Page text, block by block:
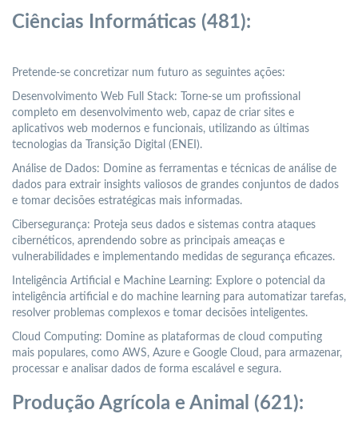
Ciências Informáticas (481):
Pretende-se concretizar num futuro as seguintes ações:
Desenvolvimento Web Full Stack: Torne-se um profissional
completo em desenvolvimento web, capaz de criar sites e
aplicativos web modernos e funcionais, utilizando as últimas
tecnologias da Transição Digital (ENEI).
Análise de Dados: Domine as ferramentas e técnicas de análise de
dados para extrair insights valiosos de grandes conjuntos de dados
e tomar decisões estratégicas mais informadas.
Cibersegurança: Proteja seus dados e sistemas contra ataques
cibernéticos, aprendendo sobre as principais ameaças e
vulnerabilidades e implementando medidas de segurança eficazes.
Inteligência Artificial e Machine Learning: Explore o potencial da
inteligência artificial e do machine learning para automatizar tarefas,
resolver problemas complexos e tomar decisões inteligentes.
Cloud Computing: Domine as plataformas de cloud computing
mais populares, como AWS, Azure e Google Cloud, para armazenar,
processar e analisar dados de forma escalável e segura.
Produção Agrícola e Animal (621):